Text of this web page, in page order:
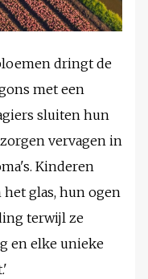
dringt de
met een
sluiten hun
vervagen in
Kinderen
glas, hun ogen
terwijl ze
en elke unieke